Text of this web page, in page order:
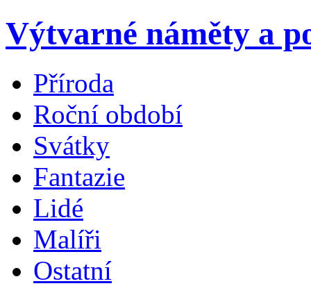
Výtvarné náměty a
Příroda
Roční období
Svátky
Fantazie
Lidé
Malíři
Ostatní